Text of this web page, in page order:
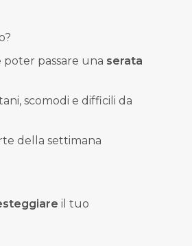
passare una serata
scomodi e difficili da
della settimana
il tuo